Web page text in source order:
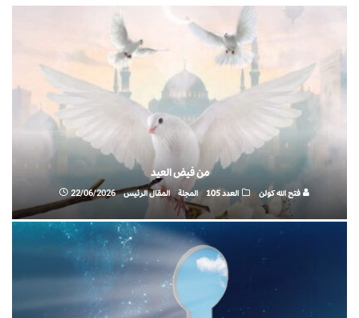
من فيض العيد
فتح الله كولن العدد 105 المجلة المقال الرئيس 22/06/2026